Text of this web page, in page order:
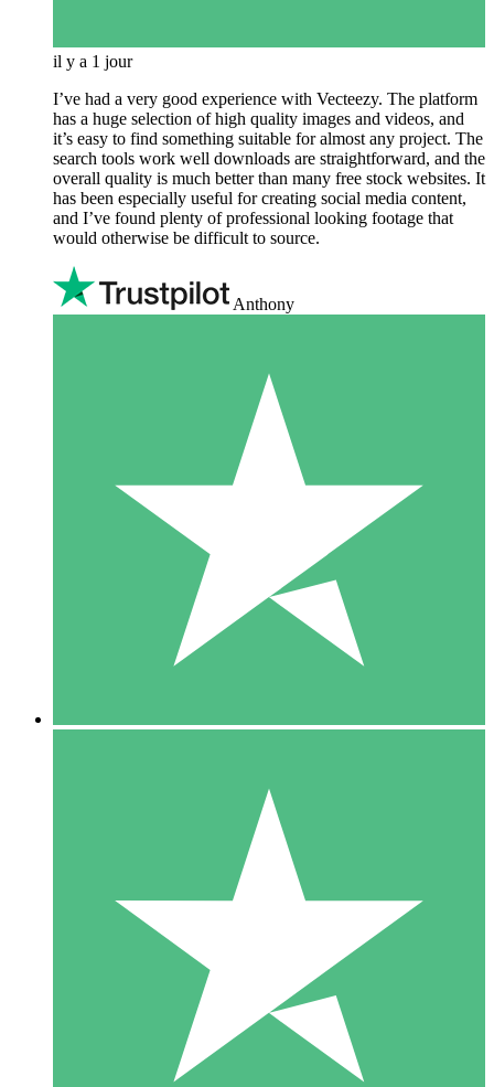
il y a 1 jour
I’ve had a very good experience with Vecteezy. The platform
has a huge selection of high quality images and videos, and
it’s easy to find something suitable for almost any project. The
search tools work well downloads are straightforward, and the
overall quality is much better than many free stock websites. It
has been especially useful for creating social media content,
and I’ve found plenty of professional looking footage that
would otherwise be difficult to source.
Anthony